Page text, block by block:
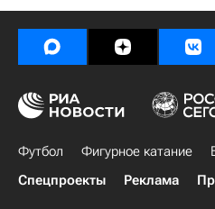
Футбол Фигурное катание
Спецпроекты
Реклама